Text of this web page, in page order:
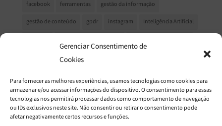
Gerenciar Consentimento de
Cookies
Para fornecer as melhores experiências, usamos tecnologias como cookies para
armazenar e/ou acessar informações do dispositivo. O consentimento para essas
tecnologias nos permitirá processar dados como comportamento de navegação
ou IDs exclusivos neste site. Não consentir ou retirar o consentimento pode
afetar negativamente certos recursos e funções.
facebook ferramentas gestão da informação
gestão de conteúdo gpdr instagram Inteligência Artificial
marketing de relacionamento
Newsletter Processo Criativo produção de conteúdo
redes sociais relacionamento com o cliente